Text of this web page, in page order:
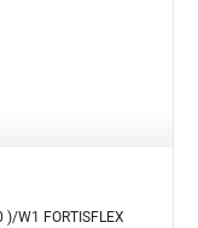
W1 FORTISFLEX